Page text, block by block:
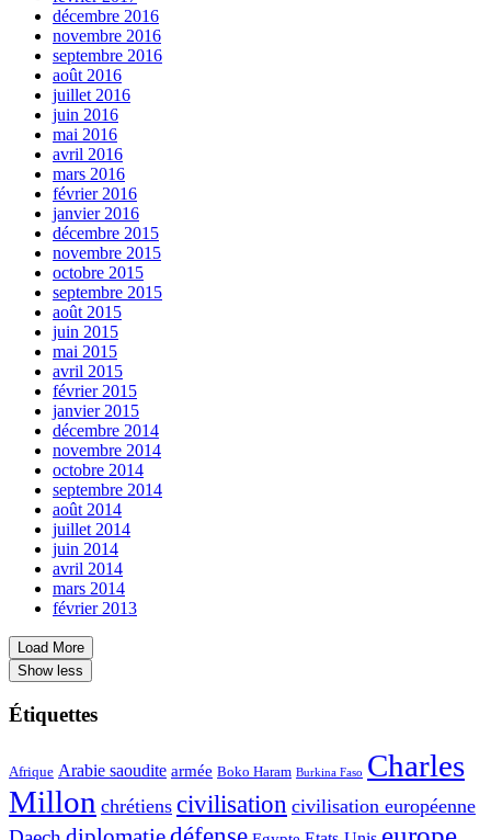
décembre 2016
novembre 2016
septembre 2016
août 2016
juillet 2016
juin 2016
mai 2016
avril 2016
mars 2016
février 2016
janvier 2016
décembre 2015
novembre 2015
octobre 2015
septembre 2015
août 2015
juin 2015
mai 2015
avril 2015
février 2015
janvier 2015
décembre 2014
novembre 2014
octobre 2014
septembre 2014
août 2014
juillet 2014
juin 2014
avril 2014
mars 2014
février 2013
Load More
Show less
Étiquettes
Afrique Arabie saoudite armée Boko Haram Burkina Faso Charles
Millon chrétiens civilisation civilisation européenne